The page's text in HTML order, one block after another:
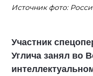
Источник фото:
Участник
Углича занял во